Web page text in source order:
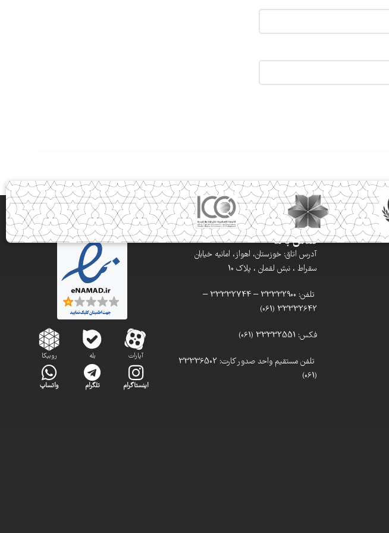
تماس با ما
آدرس اتاق: خوزستان، اهواز، امانیه خیابان
سقراط ، نبش لقمان ، پلاک 10
تلفن: 33332900 – 33332744 –
33332642 (061)
فکس: 33332551 (061)
تلفن مستقیم واحد صدور کارت: 33336502
(061)
آپارات بله روبیکا
اینستاگرام تلگرام واتساپ